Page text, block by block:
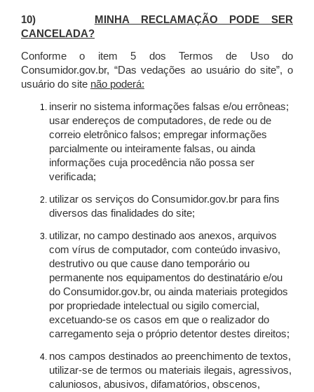
10)
MINHA RECLAMAÇÃO PODE SER
CANCELADA?
Conforme o item 5 dos Termos de Uso do
Consumidor.gov.br, “Das vedações ao usuário do site”, o
usuário do site não poderá:
inserir no sistema informações falsas e/ou errôneas;
usar endereços de computadores, de rede ou de
correio eletrônico falsos; empregar informações
parcialmente ou inteiramente falsas, ou ainda
informações cuja procedência não possa ser
verificada;
utilizar os serviços do Consumidor.gov.br para fins
diversos das finalidades do site;
utilizar, no campo destinado aos anexos, arquivos
com vírus de computador, com conteúdo invasivo,
destrutivo ou que cause dano temporário ou
permanente nos equipamentos do destinatário e/ou
do Consumidor.gov.br, ou ainda materiais protegidos
por propriedade intelectual ou sigilo comercial,
excetuando-se os casos em que o realizador do
carregamento seja o próprio detentor destes direitos;
nos campos destinados ao preenchimento de textos,
utilizar-se de termos ou materiais ilegais, agressivos,
caluniosos, abusivos, difamatórios, obscenos,